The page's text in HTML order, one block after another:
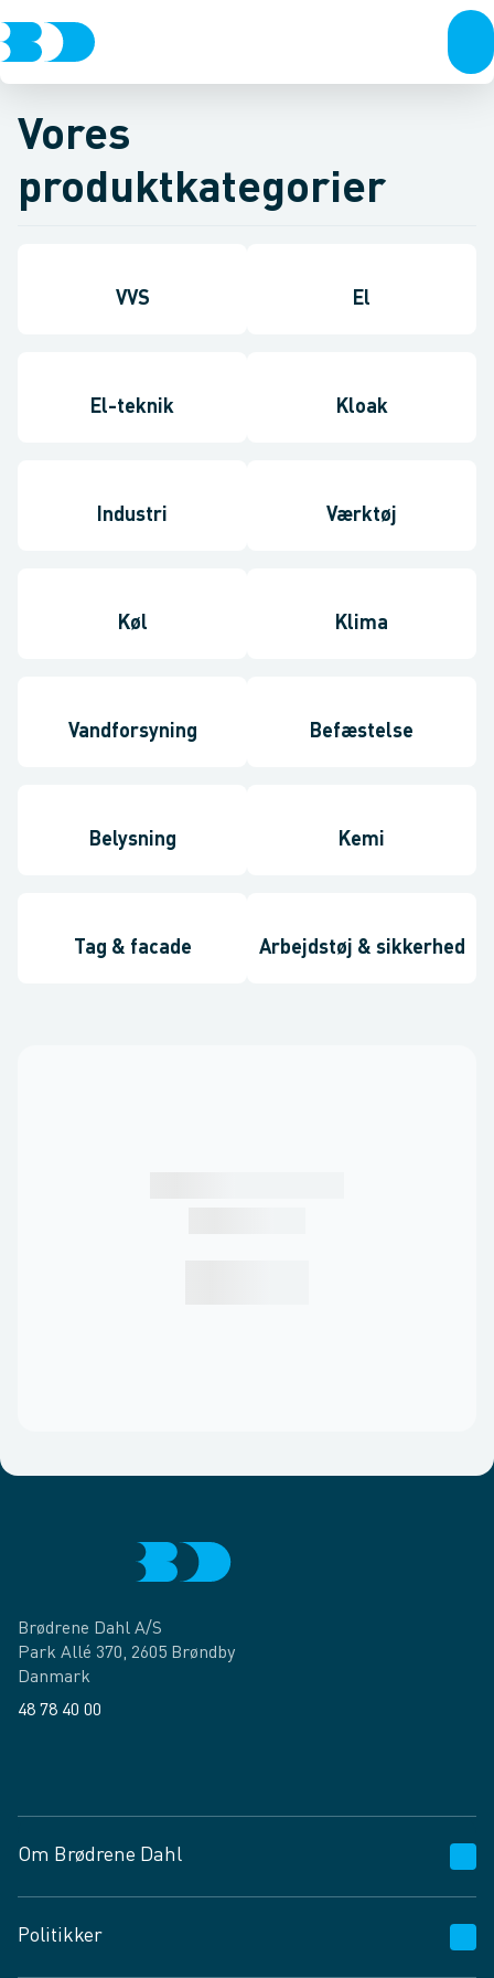
Vores
produktkategorier
VVS El
El-teknik Kloak
Industri Værktøj
Køl Klima
Vandforsyning Befæstelse
Belysning Kemi
Tag & facade Arbejdstøj & sikkerhed
Brødrene Dahl A/S
Park Allé 370, 2605 Brøndby
Danmark
48 78 40 00
Om Brødrene Dahl
Vagttelefon 30 10 89 89
Politikker